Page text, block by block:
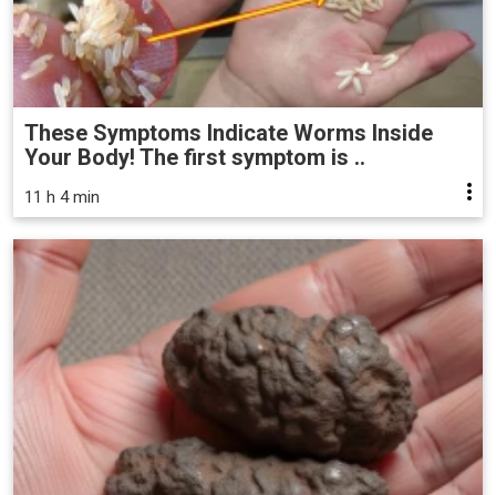
These Symptoms Indicate Worms Inside
Your Body! The first symptom is ..
11 h 4 min